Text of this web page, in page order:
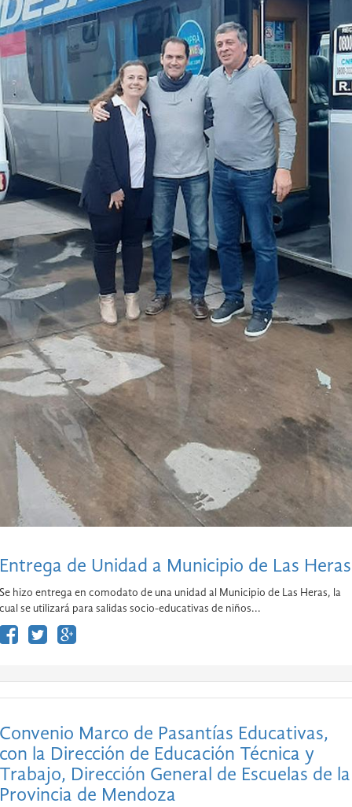
Entrega de Unidad a Municipio de Las Heras
Se hizo entrega en comodato de una unidad al Municipio de Las Heras, la
cual se utilizará para salidas socio-educativas de niños...
Convenio Marco de Pasantías Educativas,
con la Dirección de Educación Técnica y
Trabajo, Dirección General de Escuelas de la
Provincia de Mendoza